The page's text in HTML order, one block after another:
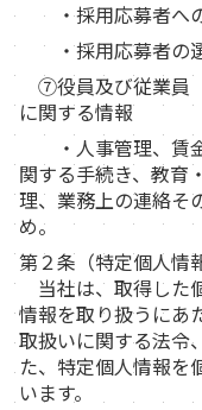
・採用応募者への
・採用応募者の選
⑦役員及び従業員
に関する情報
・人事管理、賃金
関する手続き、教育
理、業務上の連絡そ
め。
第２条（特定個人情
当社は、取得した
情報を取り扱うにあ
取扱いに関する法令
た、特定個人情報を
います。